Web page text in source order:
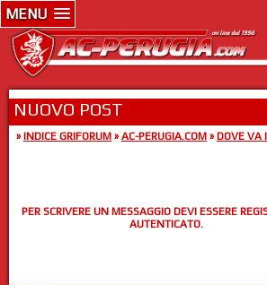
MENU
NUOVO POST
» INDICE GRIFORUM » AC-PERUGIA.COM » DOVE VA
PER SCRIVERE UN MESSAGGIO DEVI ESSERE
AUTENTICATO.